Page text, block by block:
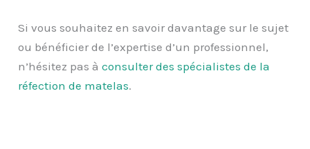
Si vous souhaitez en savoir davantage sur le sujet
ou bénéficier de l’expertise d’un professionnel,
n’hésitez pas àconsulter des spécialistes de la
réfection de matelas.